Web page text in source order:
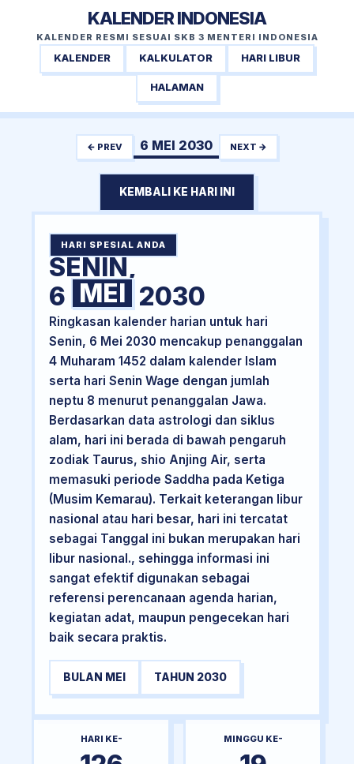
KALENDER INDONESIA
KALENDER RESMI SESUAI SKB 3 MENTERI INDONESIA
KALENDER KALKULATOR HARI LIBUR
HALAMAN
← PREV 6 MEI 2030 NEXT →
KEMBALI KE HARI INI
HARI SPESIAL ANDA
SENIN,
6 MEI 2030
Ringkasan kalender harian untuk hari
Senin, 6 Mei 2030 mencakup penanggalan
4 Muharam 1452 dalam kalender Islam
serta hari Senin Wage dengan jumlah
neptu 8 menurut penanggalan Jawa.
Berdasarkan data astrologi dan siklus
alam, hari ini berada di bawah pengaruh
zodiak Taurus, shio Anjing Air, serta
memasuki periode Saddha pada Ketiga
(Musim Kemarau). Terkait keterangan libur
nasional atau hari besar, hari ini tercatat
sebagai Tanggal ini bukan merupakan hari
libur nasional., sehingga informasi ini
sangat efektif digunakan sebagai
referensi perencanaan agenda harian,
kegiatan adat, maupun pengecekan hari
baik secara praktis.
BULAN MEI TAHUN 2030
HARI KE- MINGGU KE-